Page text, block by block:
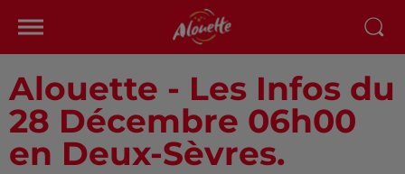
Alouette - Les Infos du
28 Décembre 06h00
en Deux-Sèvres.